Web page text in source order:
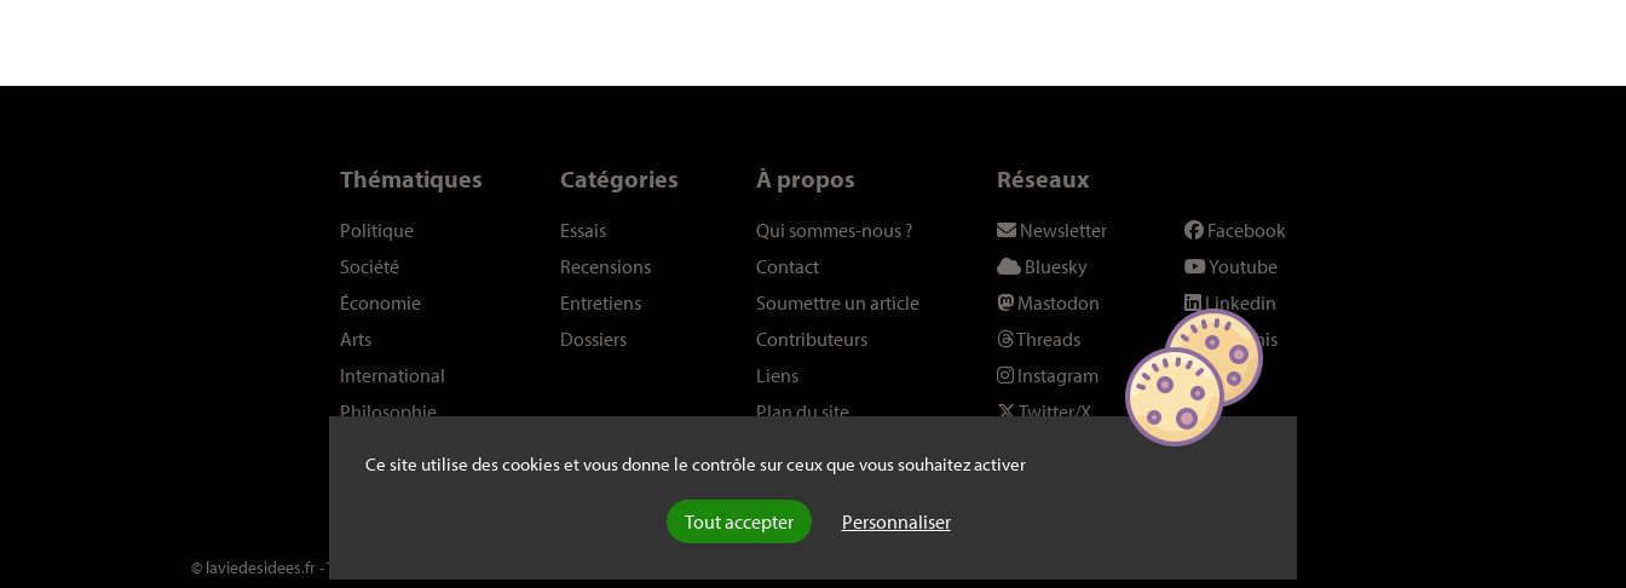
Ce site utilise des cookies et vous donne le contrôle sur ceux que vous souhaitez activer
Tout accepter Personnaliser
Thématiques
Politique
Société
Économie
Arts
International
Philosophie
Catégories
Essais
Recensions
Entretiens
Dossiers
À propos
Qui sommes-nous ?
Contact
Soumettre un article
Contributeurs
Liens
Plan du site
Réseaux
Newsletter
Bluesky
Mastodon
Threads
Instagram
Twitter/X
Facebook
Youtube
Linkedin
SeenThis
Fil RSS
© laviedesidees.fr - Toute reproduction interdite sans autorisation explicite de la rédaction -